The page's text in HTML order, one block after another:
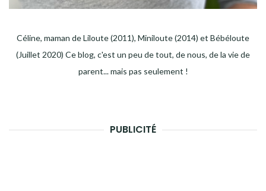
Céline, maman de Liloute (2011), Miniloute (2014) et Bébéloute
(Juillet 2020) Ce blog, c'est un peu de tout, de nous, de la vie de
parent... mais pas seulement !
PUBLICITÉ